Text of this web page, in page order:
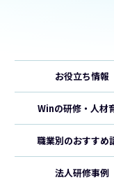
お役立ち情報
Winの研修・人材
職業別のおすすめ
法人研修事例